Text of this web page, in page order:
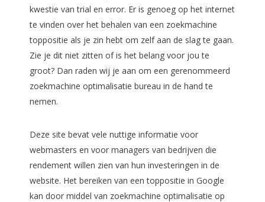
kwestie van trial en error. Er is genoeg op het internet
te vinden over het behalen van een zoekmachine
toppositie als je zin hebt om zelf aan de slag te gaan.
Zie je dit niet zitten of is het belang voor jou te
groot? Dan raden wij je aan om een gerenommeerd
zoekmachine optimalisatie bureau in de hand te
nemen.
Deze site bevat vele nuttige informatie voor
webmasters en voor managers van bedrijven die
rendement willen zien van hun investeringen in de
website. Het bereiken van een toppositie in Google
kan door middel van zoekmachine optimalisatie op